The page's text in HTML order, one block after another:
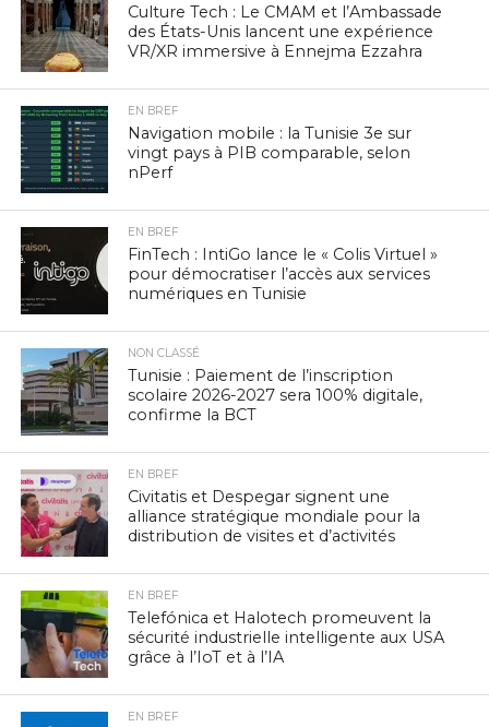
Culture Tech : Le CMAM et l’Ambassade
des États-Unis lancent une expérience
VR/XR immersive à Ennejma Ezzahra
EN BREF
Navigation mobile : la Tunisie 3e sur
vingt pays à PIB comparable, selon
nPerf
EN BREF
FinTech : IntiGo lance le « Colis Virtuel »
pour démocratiser l’accès aux services
numériques en Tunisie
NON CLASSÉ
Tunisie : Paiement de l’inscription
scolaire 2026-2027 sera 100% digitale,
confirme la BCT
EN BREF
Civitatis et Despegar signent une
alliance stratégique mondiale pour la
distribution de visites et d’activités
EN BREF
Telefónica et Halotech promeuvent la
sécurité industrielle intelligente aux USA
grâce à l’IoT et à l’IA
EN BREF